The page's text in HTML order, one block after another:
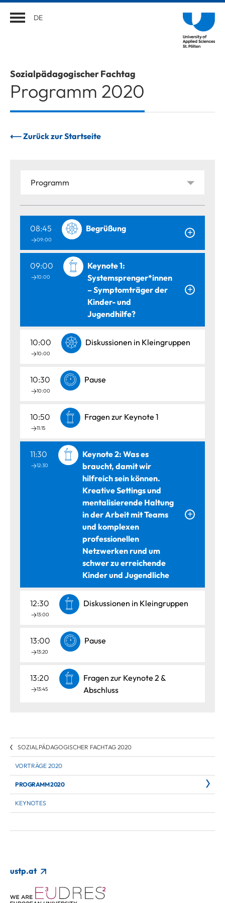
DE
Sozialpädagogischer Fachtag
Programm 2020
⟵ Zurück zur Startseite
Programm
08:45
09:00
Begrüßung
09:00
10:00
Keynote 1:
Systemsprenger*innen
– Symptomträger der
Kinder- und
Jugendhilfe?
10:00
10:00
Diskussionen in Kleingruppen
10:30
10:00
Pause
10:50
11:15
Fragen zur Keynote 1
11:30
12:30
Keynote 2: Was es
braucht, damit wir
hilfreich sein können.
Kreative Settings und
mentalisierende Haltung
in der Arbeit mit Teams
und komplexen
professionellen
Netzwerken rund um
schwer zu erreichende
Kinder und Jugendliche
12:30
13:00
Diskussionen in Kleingruppen
13:00
13:20
Pause
13:20
13:45
Fragen zur Keynote 2 &
Abschluss
SOZIALPÄDAGOGISCHER FACHTAG 2020
VORTRÄGE 2020
PROGRAMM 2020
KEYNOTES
ustp.at